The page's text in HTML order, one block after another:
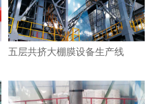
五层共挤大棚膜设备生产线